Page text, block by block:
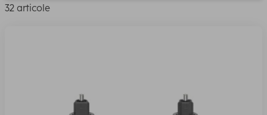
32 articole